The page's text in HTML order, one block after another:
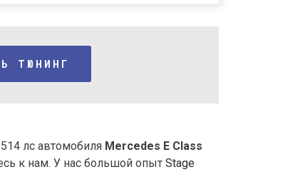
ТЮНИНГ
лс автомобиля Mercedes E Class
к нам. У нас большой опыт Stage